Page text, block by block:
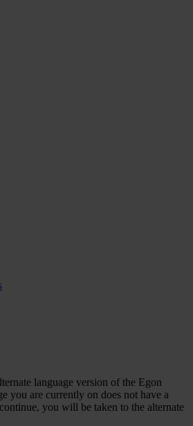
language version of the Egon
you are currently on does not have a
you will be taken to the alternate